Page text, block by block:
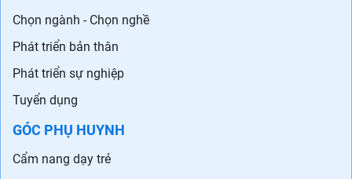
Chọn ngành - Chọn nghề
Phát triển bản thân
Phát triển sự nghiệp
Tuyển dụng
GÓC PHỤ HUYNH
Cẩm nang dạy trẻ